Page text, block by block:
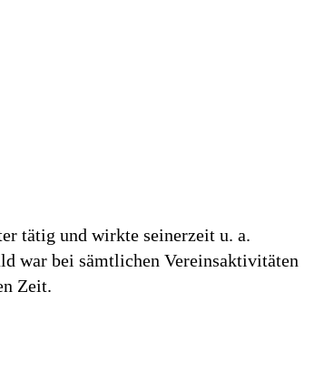
tätig und wirkte seinerzeit u. a.
war bei sämtlichen Vereinsaktivitäten
Zeit.